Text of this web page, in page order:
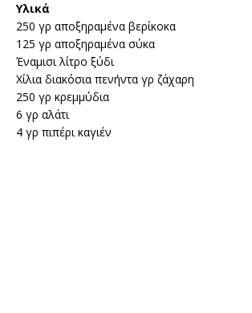
Υλικά
250 γρ αποξηραμένα βερίκοκα
125 γρ αποξηραμένα σύκα
Έναμισι λίτρο ξύδι
Χίλια διακόσια πενήντα γρ ζάχαρη
250 γρ κρεμμύδια
6 γρ αλάτι
4 γρ πιπέρι καγιέν